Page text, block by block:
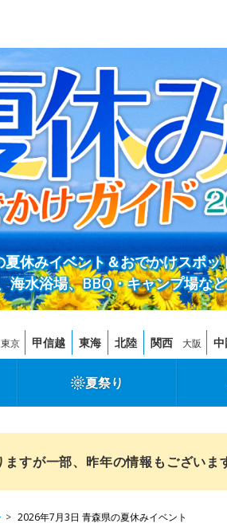
休みイベント＆おでかけスポ
海水浴場、BBQ・キャンプ場な
東京 甲信越 東海 北陸 関西 大阪 中
夏祭り
すが一部、昨年の情報もございま
2026年7月3日 青森県の夏休みイベント